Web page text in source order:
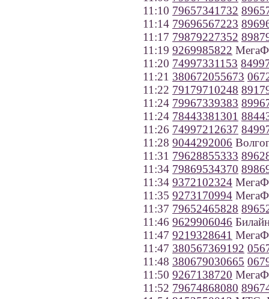
11:10 79657341732
11:14 79696567223
11:17 79879227352
11:19 9269985822
11:20 74997331153
11:21 380672055673
11:22 79179710248
11:24 79967339383
11:24 78443381301
11:26 74997212637
11:28 9044292006
11:31 79628855333
11:34 79869534370
11:34 9372102324
11:35 9273170994
11:37 79652465828
11:46 9629906046
11:47 9219328641
11:47 380567369192
11:48 380679030665
11:50 9267138720
11:52 79674868080